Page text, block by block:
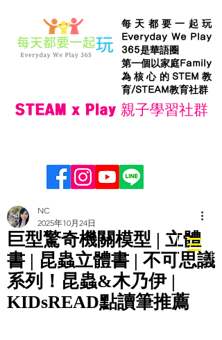
每天都要一起玩
Everyday We Play
365是華語圈
第一個以家庭Family
為核心的STEM教
育/STEAM教育社群
STEAM x Play 親子學習社群
巨型驚奇機關模型 | 立體
書 | 昆蟲立體書 | 不可思議
系列！昆蟲&木乃伊 |
KIDsREAD點讀筆推薦
NC
2025年10月24日